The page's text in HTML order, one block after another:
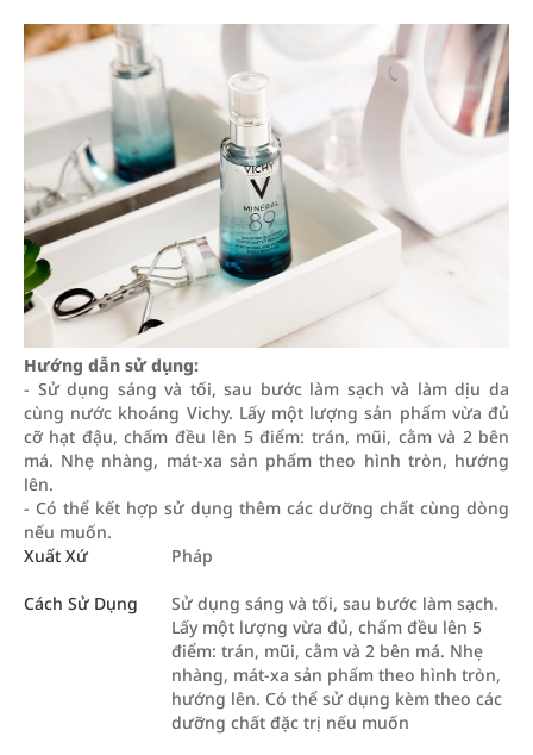
Hướng dẫn sử dụng:
- Sử dụng sáng và tối, sau bước làm sạch và làm dịu da
cùng nước khoáng Vichy. Lấy một lượng sản phẩm vừa đủ
cỡ hạt đậu, chấm đều lên 5 điểm: trán, mũi, cằm và 2 bên
má. Nhẹ nhàng, mát-xa sản phẩm theo hình tròn, hướng
lên.
- Có thể kết hợp sử dụng thêm các dưỡng chất cùng dòng
nếu muốn.
Xuất Xứ
Pháp
Cách Sử Dụng
Sử dụng sáng và tối, sau bước làm sạch.
Lấy một lượng vừa đủ, chấm đều lên 5
điểm: trán, mũi, cằm và 2 bên má. Nhẹ
nhàng, mát-xa sản phẩm theo hình tròn,
hướng lên. Có thể sử dụng kèm theo các
dưỡng chất đặc trị nếu muốn